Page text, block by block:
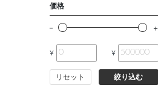
価格
¥ ¥
リセット 絞り込む